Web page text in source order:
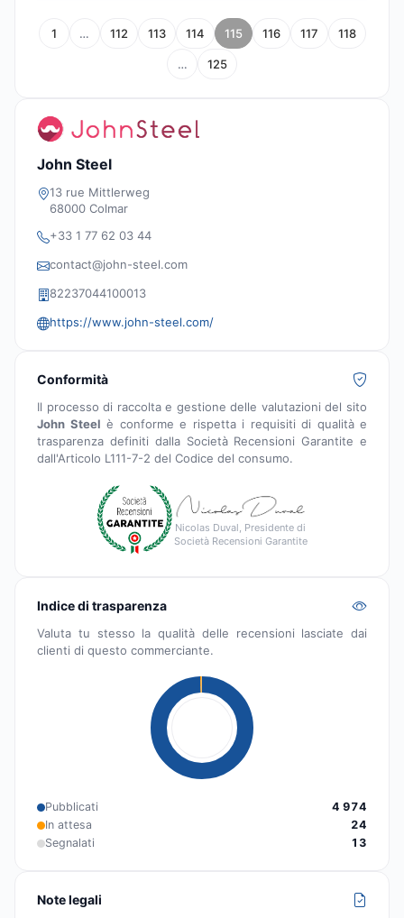
1 … 112 113 114 115 116 117 118
… 125
John Steel
13 rue Mittlerweg
68000 Colmar
+33 1 77 62 03 44
contact@john-steel.com
82237044100013
https://www.john-steel.com/
Conformità
Il processo di raccolta e gestione delle valutazioni del sito
John Steel è conforme e rispetta i requisiti di qualità e
trasparenza definiti dalla Società Recensioni Garantite e
dall'Articolo L111-7-2 del Codice del consumo.
Nicolas Duval, Presidente di
Società Recensioni Garantite
Indice di trasparenza
Valuta tu stesso la qualità delle recensioni lasciate dai
clienti di questo commerciante.
Pubblicati
4 974
In attesa
24
Segnalati
13
Note legali